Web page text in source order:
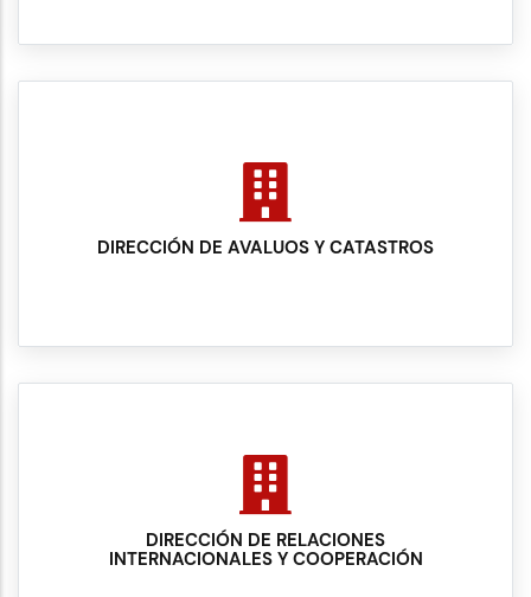
DIRECCIÓN DE AVALUOS Y CATASTROS
DIRECCIÓN DE RELACIONES
INTERNACIONALES Y COOPERACIÓN